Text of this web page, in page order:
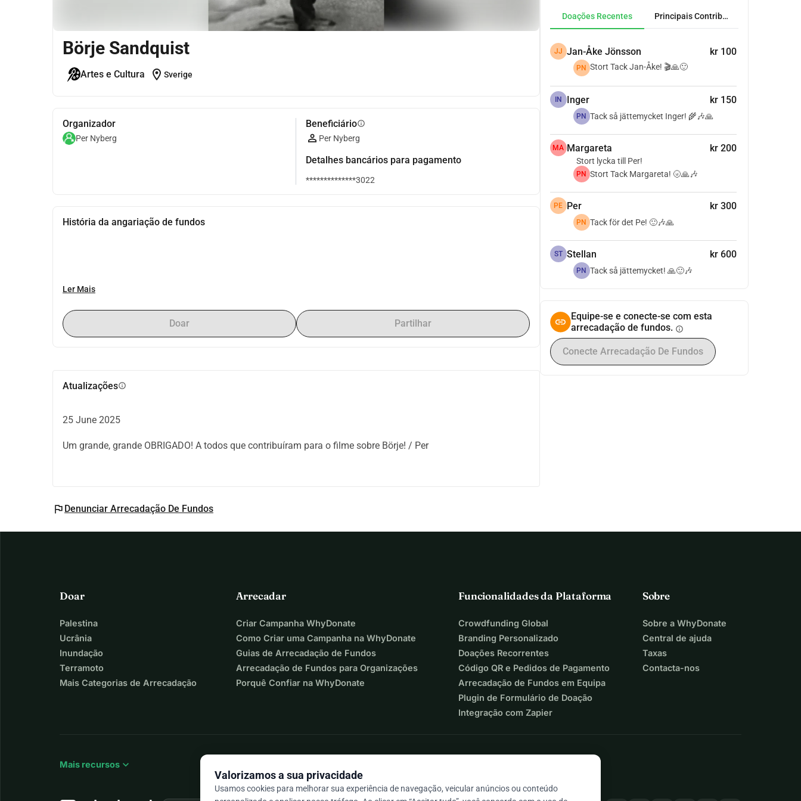
Börje Sandquist
Artes e Cultura location_on Sverige
Organizador
Per Nyberg
Beneficiárioinfo
Per Nyberg
Detalhes bancários para pagamento
**************3022
História da angariação de fundos
Ler Mais
Doar Partilhar
Atualizaçõesinfo
25 June 2025
Um grande, grande OBRIGADO! A todos que contribuíram para o filme sobre Börje! / Per
flag Denunciar Arrecadação De Fundos
Doações Recentes Principais Contribuidores
JJ Jan-Åke Jönsson kr 100
PN Stort Tack Jan-Åke! 🎬🙏🙂
IN Inger kr 150
PN Tack så jättemycket Inger! 🌾🎶🙏
MA Margareta kr 200
Stort lycka till Per!
PN Stort Tack Margareta! 🌝🙏🎶
PE Per kr 300
PN Tack för det Pe! 🙂🎶🙏
ST Stellan kr 600
PN Tack så jättemycket! 🙏🙂🎶
Equipe-se e conecte-se com esta
arrecadação de fundos. info
Conecte Arrecadação De Fundos
Doar
Palestina
Ucrânia
Inundação
Terramoto
Mais Categorias de Arrecadação
Arrecadar
Criar Campanha WhyDonate
Como Criar uma Campanha na WhyDonate
Guias de Arrecadação de Fundos
Arrecadação de Fundos para Organizações
Porquê Confiar na WhyDonate
Funcionalidades da Plataforma
Crowdfunding Global
Branding Personalizado
Doações Recorrentes
Código QR e Pedidos de Pagamento
Arrecadação de Fundos em Equipa
Plugin de Formulário de Doação
Integração com Zapier
Sobre
Sobre a WhyDonate
Central de ajuda
Taxas
Contacta-nos
Mais recursos expand_more
Valorizamos a sua privacidade
Usamos cookies para melhorar sua experiência de navegação, veicular anúncios ou conteúdo